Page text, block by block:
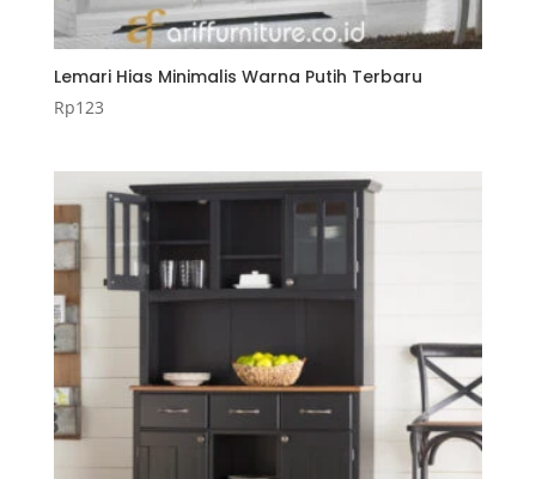
Lemari Hias Minimalis Warna Putih Terbaru
Rp123